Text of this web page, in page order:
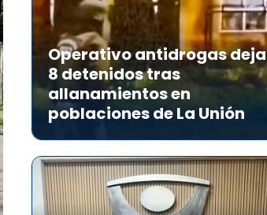
Operativo antidrogas deja
8 detenidos tras
allanamientos en
poblaciones de La Unión